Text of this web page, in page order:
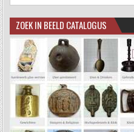
ZOEK IN BEELD CATALOGUS